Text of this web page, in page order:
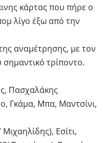
κάρτας που πήρε ο
λίγο έξω από την
αναμέτρησης, με τον
τρίποντο.
Πασχαλάκης
Γκάμα, Μπα, Μαντσίνι,
Εσίτι,